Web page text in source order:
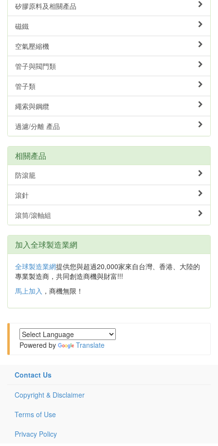
矽膠原料及相關產品
磁鐵
空氣壓縮機
管子與閥門類
管子類
繩索與鋼纜
過濾/分離 產品
相關產品
防滾籠
滾針
滾筒/滾軸組
加入全球製造業網
全球製造業網提供您與超過20,000家來自台灣、香港、大陸的
專業製造商，共同創造商機與財富!!!
馬上加入 ，商機無限！
Powered by Translate
Contact Us
Copyright & Disclaimer
Terms of Use
Privacy Policy